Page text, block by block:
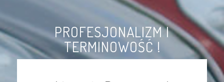
PROFESJONALIZM I
TERMINOWOŚĆ !